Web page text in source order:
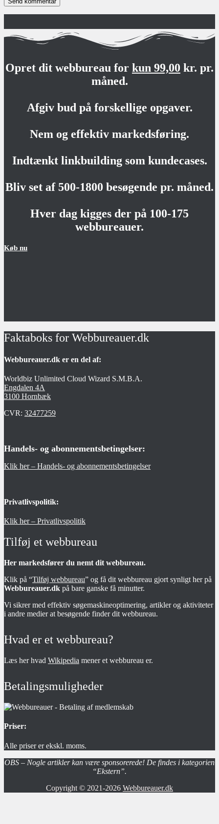
Opret dit webbureau for kun 99,00 kr. pr.
måned.
Afgiv bud på forskellige opgaver.
Nem og effektiv markedsføring.
Indtænkt linkbuilding som kundecases.
Bliv set af 500-1800 besøgende pr. måned.
Hver dag kigges der på 100-175
webbureauer.
Køb nu
Faktaboks for Webbureauer.dk
Webbureauer.dk er en del af:
Worldbiz Unlimited Cloud Wizard S.M.B.A.
Engdalen 4A
3100 Hornbæk
CVR: 32477259
Handels- og abonnementsbetingelser:
Klik her – Handels- og abonnementsbetingelser
Privatlivspolitik:
Klik her – Privatlivspolitik
Tilføj et webbureau
Her markedsfører du nemt dit webbureau.
Klik på “Tilføj webbureau” og få dit webbureau gjort synligt her på
Webbureauer.dk på bare ganske få minutter.
Vi sikrer med effektiv søgemaskineoptimering, artikler og aktiviteter
i andre medier at besøgende finder dit webbureau.
Hvad er et webbureau?
Læs her hvad Wikipedia mener et webbureau er.
Betalingsmuligheder
Priser:
Alle priser er ekskl. moms.
OBS – Nogle artikler kan være sponsorerede! De findes i kategorien
“Ekstern”.
Copyright © 2021-2026 Webbureauer.dk